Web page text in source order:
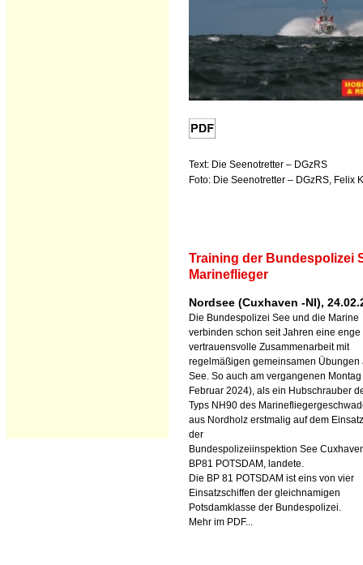
Text: Die Seenotretter – DGzRS
Foto: Die Seenotretter – DGzRS, Felix
Training der Bundespolizei
Marineflieger
Nordsee (Cuxhaven -NI),
Die Bundespolizei See und die Marine
verbinden schon seit Jahren eine enge
vertrauensvolle Zusammenarbeit mit
regelmäßigen gemeinsamen Übungen
See. So auch am vergangenen Montag
Februar 2024), als ein Hubschrauber
Typs NH90 des
aus Nordholz erstmalig auf dem
der
Bundespolizeiinspektion See
BP81 POTSDAM, landete.
Die BP 81 POTSDAM ist eins von vier
Einsatzschiffen der gleichnamigen
Potsdamklasse der Bundespolizei.
Mehr im PDF...